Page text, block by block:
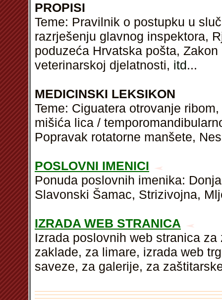
PROPISI
Teme: Pravilnik o postupku u
razrješenju glavnog inspektora,
poduzeća Hrvatska pošta,
veterinarskoj djelatnosti, itd...
MEDICINSKI LEKSIKON
Teme: Ciguatera otrovanje
mišića lica /
Popravak rotatorne manšete,
POSLOVNI IMENICI
Ponuda poslovnih imenika:
Slavonski Šamac, Strizivojna,
IZRADA WEB STRANICA
Izrada poslovnih web stranica
zaklade, za limare, izrada web
saveze, za galerije, za